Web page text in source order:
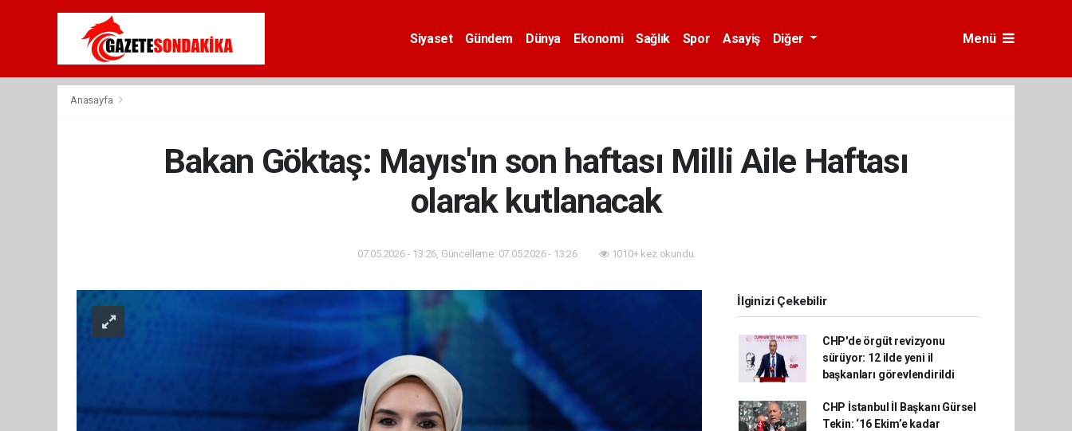
Siyaset Gündem Dünya Ekonomi Sağlık Spor Asayiş Diğer Menü
Anasayfa
Bakan Göktaş: Mayıs'ın son haftası Milli Aile Haftası
olarak kutlanacak
07.05.2026 - 13:26, Güncelleme: 07.05.2026 - 13:26 1010+ kez okundu.
İlginizi Çekebilir
CHP'de örgüt revizyonu
sürüyor: 12 ilde yeni il
başkanları görevlendirildi
CHP İstanbul İl Başkanı Gürsel
Tekin: ‘16 Ekim’e kadar